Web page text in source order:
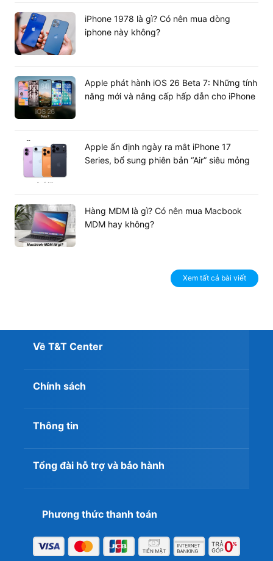
ứng trọn vẹn một ngày làm việc năng động mà không
cần quá phụ thuộc vào bộ sạc.
Hệ thống kết nối hiện đại và bảo mật
thông minh
Máy sở hữu đầy đủ các chuẩn kết nối tiên tiến nhất, bao
gồm cả cổng USB 4.0 thế hệ mới:
1x USB 4.0 Gen 3 Type-C:
sạc nhanh và truyền dữ liệu lên đến 40Gbps.
1x USB 3.2 Gen 2 Type-C:Tốc độ 10Gbps, hỗ
trợ Power Delivery.
1x USB 3.2 Gen 1 Type-A:
thiết bị ngoại vi truyền thống.
1x HDMI 2.1 TMDS:Xuất hình ảnh chất lượng cao
lên màn hình rời hoặc máy chiếu.
Về bảo mật, máy sử dụng FHD camera tích hợp chức
năng IR, hỗ trợ nhận diện khuôn mặt qua Windows Hello
để đăng nhập nhanh chóng. Bên cạnh đó, nút gạt vật lý
iPhone 1978 là gì? Có nên mua dòng
iphone này không?
Apple phát hành iOS 26 Beta 7: Những tính
năng mới và nâng cấp hấp dẫn cho iPhone
Apple ấn định ngày ra mắt iPhone 17
Series, bổ sung phiên bản “Air” siêu mỏng
Hàng MDM là gì? Có nên mua Macbook
MDM hay không?
Xem tất cả bài viết
Về T&T Center
Chính sách
Thông tin
Tổng đài hỗ trợ và bảo hành
Phương thức thanh toán